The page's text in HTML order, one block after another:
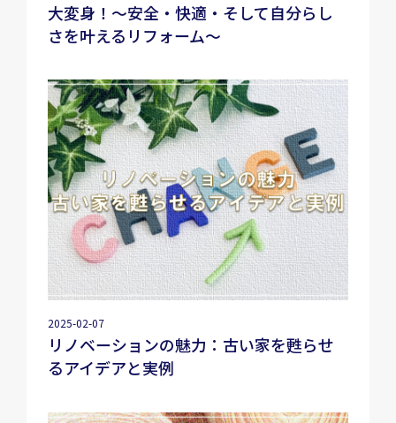
大変身！～安全・快適・そして自分らし
さを叶えるリフォーム～
2025-02-07
リノベーションの魅力：古い家を甦らせ
るアイデアと実例